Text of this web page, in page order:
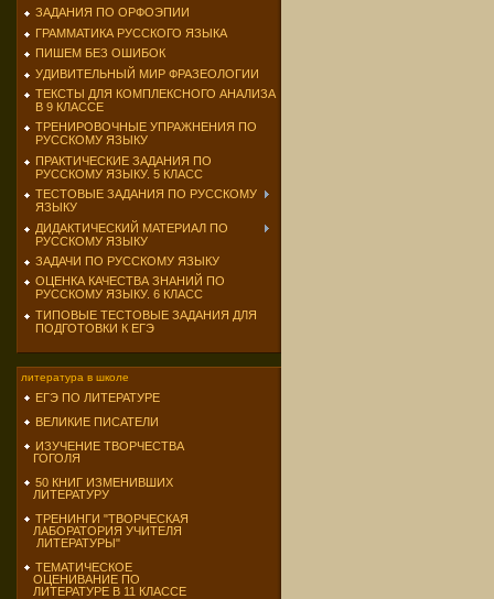
ЗАДАНИЯ ПО ОРФОЭПИИ
ГРАММАТИКА РУССКОГО ЯЗЫКА
ПИШЕМ БЕЗ ОШИБОК
УДИВИТЕЛЬНЫЙ МИР ФРАЗЕОЛОГИИ
ТЕКСТЫ ДЛЯ КОМПЛЕКСНОГО АНАЛИЗА
В 9 КЛАССЕ
ТРЕНИРОВОЧНЫЕ УПРАЖНЕНИЯ ПО
РУССКОМУ ЯЗЫКУ
ПРАКТИЧЕСКИЕ ЗАДАНИЯ ПО
РУССКОМУ ЯЗЫКУ. 5 КЛАСС
ТЕСТОВЫЕ ЗАДАНИЯ ПО РУССКОМУ
ЯЗЫКУ
ДИДАКТИЧЕСКИЙ МАТЕРИАЛ ПО
РУССКОМУ ЯЗЫКУ
ЗАДАЧИ ПО РУССКОМУ ЯЗЫКУ
ОЦЕНКА КАЧЕСТВА ЗНАНИЙ ПО
РУССКОМУ ЯЗЫКУ. 6 КЛАСС
ТИПОВЫЕ ТЕСТОВЫЕ ЗАДАНИЯ ДЛЯ
ПОДГОТОВКИ К ЕГЭ
литература в школе
ЕГЭ ПО ЛИТЕРАТУРЕ
ВЕЛИКИЕ ПИСАТЕЛИ
ИЗУЧЕНИЕ ТВОРЧЕСТВА
ГОГОЛЯ
50 КНИГ ИЗМЕНИВШИХ
ЛИТЕРАТУРУ
ТРЕНИНГИ "ТВОРЧЕСКАЯ
ЛАБОРАТОРИЯ УЧИТЕЛЯ
ЛИТЕРАТУРЫ"
ТЕМАТИЧЕСКОЕ
ОЦЕНИВАНИЕ ПО
ЛИТЕРАТУРЕ В 11 КЛАССЕ